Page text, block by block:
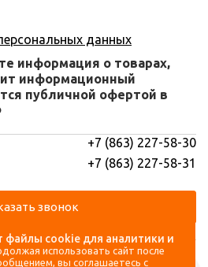
данных
информация о товарах,
информационный
публичной офертой в
+7 (863) 227-58-30
+7 (863) 227-58-31
звонок
файлы cookie для аналитики и
использовать сайт после
вы соглашаетесь с